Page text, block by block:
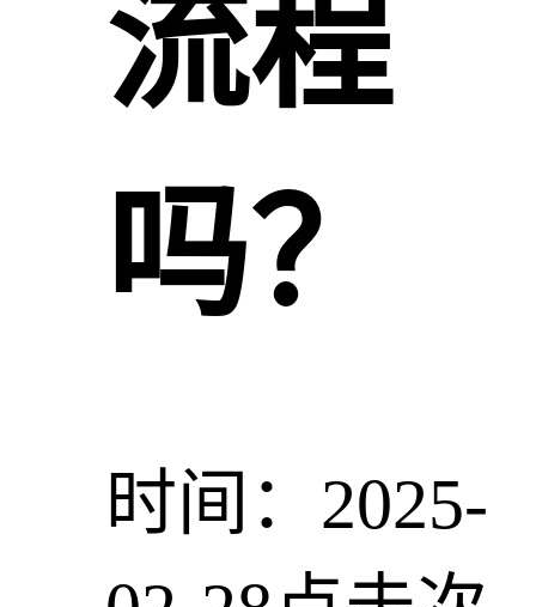
流程
吗？
时间：2025-